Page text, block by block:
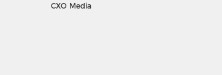
CXO Media